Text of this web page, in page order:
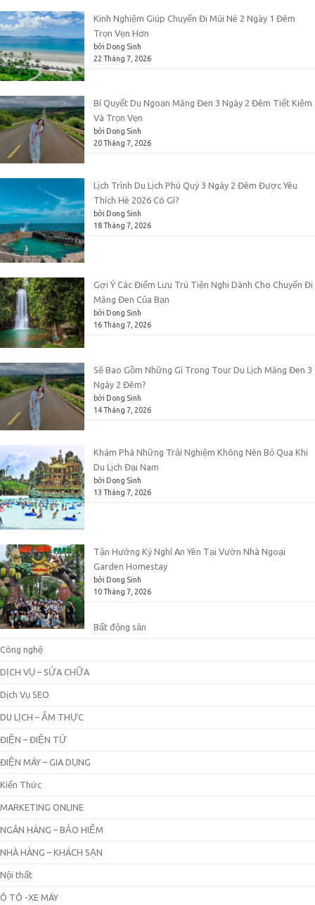
Kinh Nghiệm Giúp Chuyến Đi Mũi Né 2 Ngày 1 Đêm
Trọn Vẹn Hơn
bởi Dong Sinh
22 Tháng 7, 2026
Bí Quyết Du Ngoạn Măng Đen 3 Ngày 2 Đêm Tiết Kiệm
Và Trọn Vẹn
bởi Dong Sinh
20 Tháng 7, 2026
Lịch Trình Du Lịch Phú Quý 3 Ngày 2 Đêm Được Yêu
Thích Hè 2026 Có Gì?
bởi Dong Sinh
18 Tháng 7, 2026
Gợi Ý Các Điểm Lưu Trú Tiện Nghi Dành Cho Chuyến Đi
Măng Đen Của Bạn
bởi Dong Sinh
16 Tháng 7, 2026
Sẽ Bao Gồm Những Gì Trong Tour Du Lịch Măng Đen 3
Ngày 2 Đêm?
bởi Dong Sinh
14 Tháng 7, 2026
Khám Phá Những Trải Nghiệm Không Nên Bỏ Qua Khi
Du Lịch Đại Nam
bởi Dong Sinh
13 Tháng 7, 2026
Tận Hưởng Kỳ Nghỉ An Yên Tại Vườn Nhà Ngoại
Garden Homestay
bởi Dong Sinh
10 Tháng 7, 2026
Bất động sản
Công nghệ
DỊCH VỤ – SỬA CHỮA
Dịch Vụ SEO
DU LỊCH – ẨM THỰC
ĐIỆN – ĐIỆN TỬ
ĐIỆN MÁY – GIA DỤNG
Kiến Thức
MARKETING ONLINE
NGÂN HÀNG – BẢO HIỂM
NHÀ HÀNG – KHÁCH SẠN
Nội thất
Ô TÔ -XE MÁY